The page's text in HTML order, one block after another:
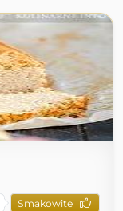
Smakowite